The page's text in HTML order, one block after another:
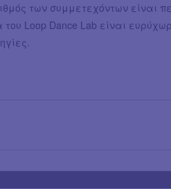
των συμμετεχόντων είναι
Loop Dance Lab είναι